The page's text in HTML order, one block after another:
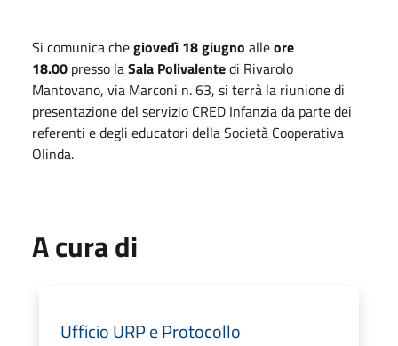
Si comunica chegiovedì 18 giugno alleore
18.00 presso laSala Polivalentedi Rivarolo
Mantovano, via Marconi n. 63, si terrà la riunione di
presentazione del servizio CRED Infanzia da parte dei
referenti e degli educatori della Società Cooperativa
Olinda.
A cura di
Ufficio URP e Protocollo